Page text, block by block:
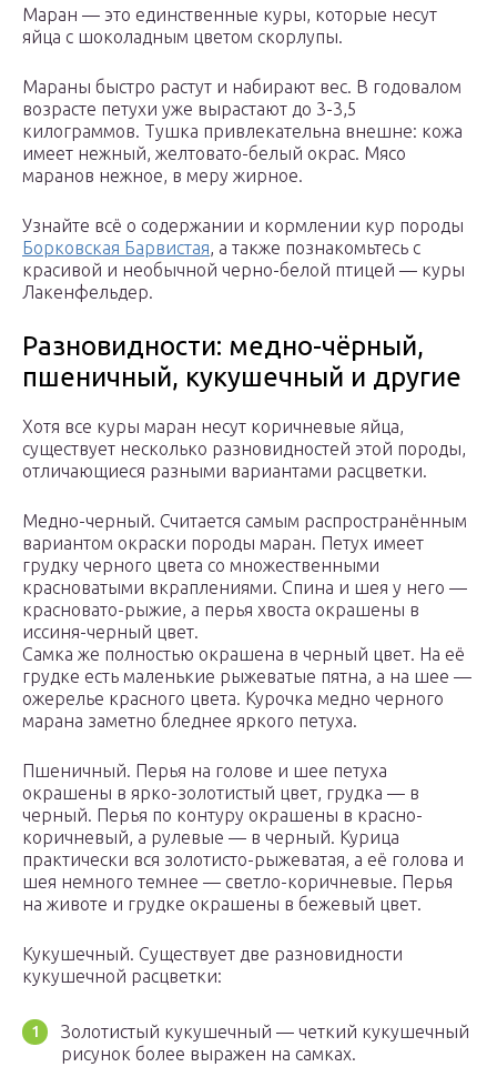
Маран — это единственные куры, которые несут
яйца с шоколадным цветом скорлупы.
Мараны быстро растут и набирают вес. В годовалом
возрасте петухи уже вырастают до 3-3,5
килограммов. Тушка привлекательна внешне: кожа
имеет нежный, желтовато-белый окрас. Мясо
маранов нежное, в меру жирное.
Узнайте всё о содержании и кормлении кур породы
Борковская Барвистая, а также познакомьтесь с
красивой и необычной черно-белой птицей — куры
Лакенфельдер.
Разновидности: медно-чёрный,
пшеничный, кукушечный и другие
Хотя все куры маран несут коричневые яйца,
существует несколько разновидностей этой породы,
отличающиеся разными вариантами расцветки.
Медно-черный. Считается самым распространённым
вариантом окраски породы маран. Петух имеет
грудку черного цвета со множественными
красноватыми вкраплениями. Спина и шея у него —
красновато-рыжие, а перья хвоста окрашены в
иссиня-черный цвет.
Самка же полностью окрашена в черный цвет. На её
грудке есть маленькие рыжеватые пятна, а на шее —
ожерелье красного цвета. Курочка медно черного
марана заметно бледнее яркого петуха.
Пшеничный. Перья на голове и шее петуха
окрашены в ярко-золотистый цвет, грудка — в
черный. Перья по контуру окрашены в красно-
коричневый, а рулевые — в черный. Курица
практически вся золотисто-рыжеватая, а её голова и
шея немного темнее — светло-коричневые. Перья
на животе и грудке окрашены в бежевый цвет.
Кукушечный. Существует две разновидности
кукушечной расцветки:
Золотистый кукушечный — четкий кукушечный
рисунок более выражен на самках.